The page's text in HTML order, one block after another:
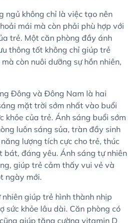
ngủ không chỉ là việc tạo nên
mái mà còn phải phù hợp với
trẻ. Một căn phòng đầy ánh
thông tốt không chỉ giúp trẻ
còn nuôi dưỡng sự hồn nhiên,
Đông và Đông Nam là hai
mặt trời sớm nhất vào buổi
khỏe của trẻ. Ánh sáng buổi sớm
luôn sáng sủa, tràn đầy sinh
lượng tích cực cho trẻ, thúc
đáng yêu. Ánh sáng tự nhiên
giúp trẻ cảm thấy vui vẻ và
ngày mới.
giúp trẻ hình thành nhịp
sức khỏe lâu dài. Căn phòng có
giúp tăng cường vitamin D